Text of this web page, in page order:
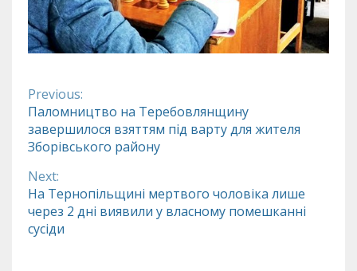
Continue
Reading
Previous:
Паломництво на Теребовлянщину
завершилося взяттям під варту для жителя
Зборівського району
Next:
На Тернопільщині мертвого чоловіка лише
через 2 дні виявили у власному помешканні
сусіди